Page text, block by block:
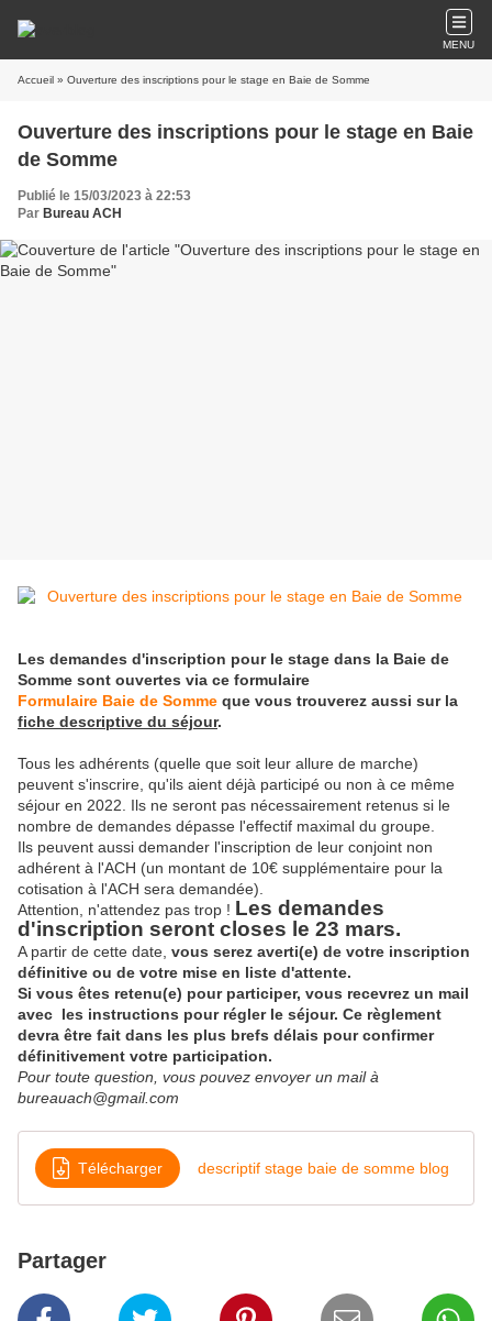
MENU
Accueil » Ouverture des inscriptions pour le stage en Baie de Somme
Ouverture des inscriptions pour le stage en Baie
de Somme
Publié le 15/03/2023 à 22:53
Par Bureau ACH
Les demandes d'inscription pour le stage dans la Baie de
Somme sont ouvertes via ce formulaire
Formulaire Baie de Somme que vous trouverez aussi sur la
fiche descriptive du séjour.
Tous les adhérents (quelle que soit leur allure de marche)
peuvent s'inscrire, qu'ils aient déjà participé ou non à ce même
séjour en 2022. Ils ne seront pas nécessairement retenus si le
nombre de demandes dépasse l'effectif maximal du groupe.
Ils peuvent aussi demander l'inscription de leur conjoint non
adhérent à l'ACH (un montant de 10€ supplémentaire pour la
cotisation à l'ACH sera demandée).
Attention, n'attendez pas trop ! Les demandes
d'inscription seront closes le 23 mars.
A partir de cette date, vous serez averti(e) de votre inscription
définitive ou de votre mise en liste d'attente.
Si vous êtes retenu(e) pour participer, vous recevrez un mail
avec les instructions pour régler le séjour. Ce règlement
devra être fait dans les plus brefs délais pour confirmer
définitivement votre participation.
Pour toute question, vous pouvez envoyer un mail à
bureauach@gmail.com
Télécharger descriptif stage baie de somme blog
Partager